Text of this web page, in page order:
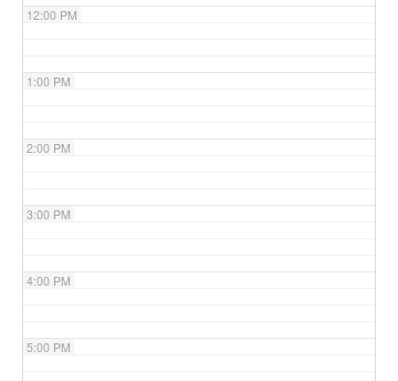
12:00 PM
1:00 PM
2:00 PM
3:00 PM
4:00 PM
5:00 PM